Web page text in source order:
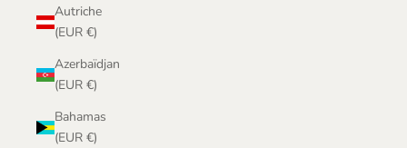
Autriche
(EUR €)
Azerbaïdjan
(EUR €)
Bahamas
(EUR €)